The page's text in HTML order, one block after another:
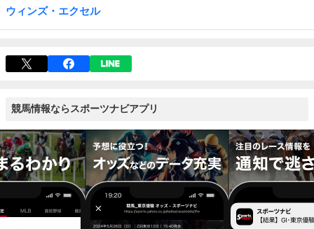
ウィンズ・エクセル
競馬情報ならスポーツナビアプリ